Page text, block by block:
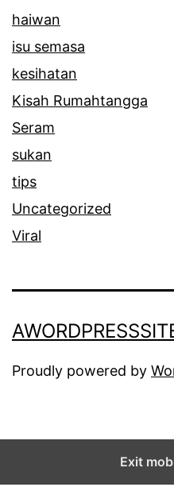
haiwan
isu semasa
kesihatan
Kisah Rumahtangga
Seram
sukan
tips
Uncategorized
Viral
Proudly powered by
Exit